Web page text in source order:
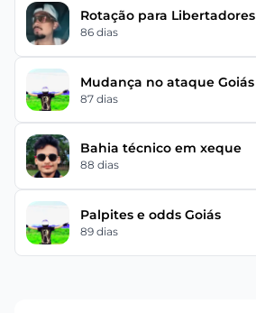
Rotação para Libertadores
86 dias
Mudança no ataque Goiás
87 dias
Bahia técnico em xeque
88 dias
Palpites e odds Goiás
89 dias